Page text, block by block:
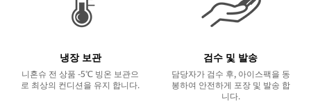
냉장 보관
니혼슈 전 상품 -5℃ 빙온 보관으
로 최상의 컨디션을 유지 합니다.
검수 및 발송
담당자가 검수 후, 아이스팩을 동
봉하여 안전하게 포장 및 발송 합
니다.